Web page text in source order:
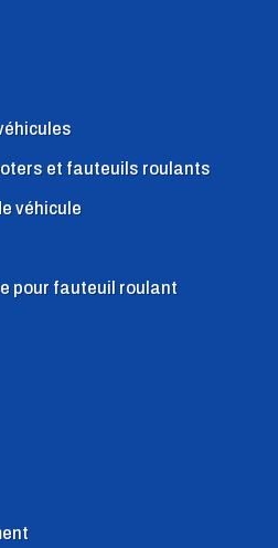
et fauteuils roulants
véhicule
pour fauteuil roulant